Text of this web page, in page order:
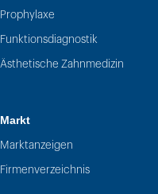
Prophylaxe
Funktionsdiagnostik
Ästhetische Zahnmedizin
Markt
Marktanzeigen
Firmenverzeichnis